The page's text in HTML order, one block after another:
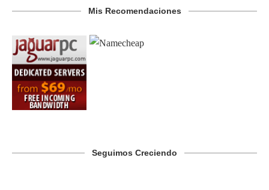
Mis Recomendaciones
Seguimos Creciendo